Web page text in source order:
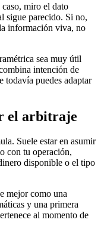
miro el dato
sigue parecido. Si no,
información viva, no
sea muy útil
intención de
todavía puedes adaptar
el arbitraje
Suele estar en asumir
con tu operación,
disponible o el tipo
mejor como una
y una primera
al momento de